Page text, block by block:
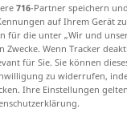
716-Partner speichern
auf Ihrem Gerät
für die unter „Wir und
Zwecke. Wenn Tracker
für Sie. Sie können
zu widerrufen,
Ihre Einstellungen